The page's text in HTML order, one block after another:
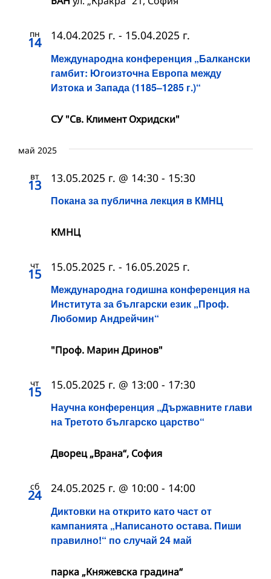
пн
14
Международна конференция „Балкански
гамбит: Югоизточна Европа между
Изтока и Запада (1185–1285 г.)“
14.04.2025 г. - 15.04.2025 г.
СУ "Св. Климент Охридски"
май 2025
вт
13
Покана за публична лекция в КМНЦ
13.05.2025 г. @ 14:30 - 15:30
КМНЦ
чт
15
Международна годишна конференция на
Института за български език „Проф.
Любомир Андрейчин“
15.05.2025 г. - 16.05.2025 г.
"Проф. Марин Дринов"
чт
15
Научна конференция „Държавните глави
на Третото българско царство“
15.05.2025 г. @ 13:00 - 17:30
Дворец „Врана“, София
сб
24
Диктовки на открито като част от
кампанията „Написаното остава. Пиши
правилно!“ по случай 24 май
24.05.2025 г. @ 10:00 - 14:00
парка „Княжевска градина“